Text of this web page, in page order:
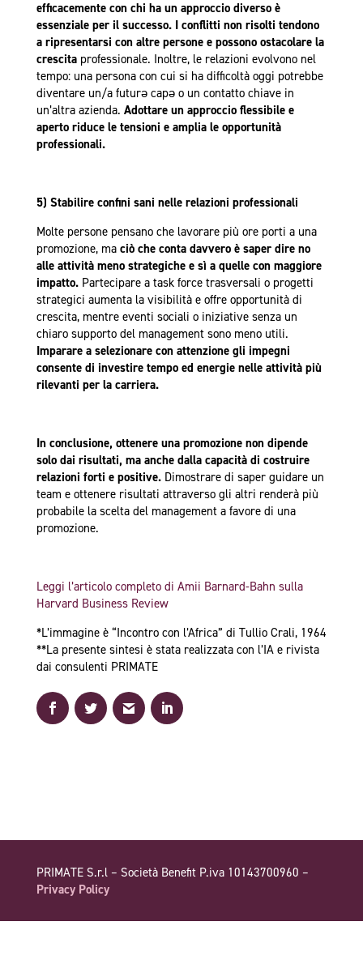
efficacemente con chi ha un approccio diverso è
essenziale per il successo. I conflitti non risolti tendono
a ripresentarsi con altre persone e possono ostacolare la
crescitaprofessionale. Inoltre, le relazioni evolvono nel
tempo: una persona con cui si ha difficoltà oggi potrebbe
diventare un/a futurə capə o un contatto chiave in
un’altra azienda. Adottare un approccio flessibile e
aperto riduce le tensioni e amplia le opportunità
professionali.
5) Stabilire confini sani nelle relazioni professionali
Molte persone pensano che lavorare più ore porti a una
promozione, ma ciò che conta davvero è saper dire no
alle attività meno strategiche e sì a quelle con maggiore
impatto.Partecipare a task force trasversali o progetti
strategici aumenta la visibilità e offre opportunità di
crescita, mentre eventi sociali o iniziative senza un
chiaro supporto del management sono meno utili.
Imparare a selezionare con attenzione gli impegni
consente di investire tempo ed energie nelle attività più
rilevanti per la carriera.
In conclusione, ottenere una promozione non dipende
solo dai risultati, ma anche dalla capacità di costruire
relazioni forti e positive.Dimostrare di saper guidare un
team e ottenere risultati attraverso gli altri renderà più
probabile la scelta del management a favore di una
promozione.
Leggi l’articolo completo di Amii Barnard-Bahn sulla
Harvard Business Review
*L’immagine è “Incontro con l’Africa” di Tullio Crali, 1964
**La presente sintesi è stata realizzata con l’IA e rivista
dai consulenti PRIMATE
PRIMATE S.r.l – Società Benefit P.iva 10143700960 –
Privacy Policy